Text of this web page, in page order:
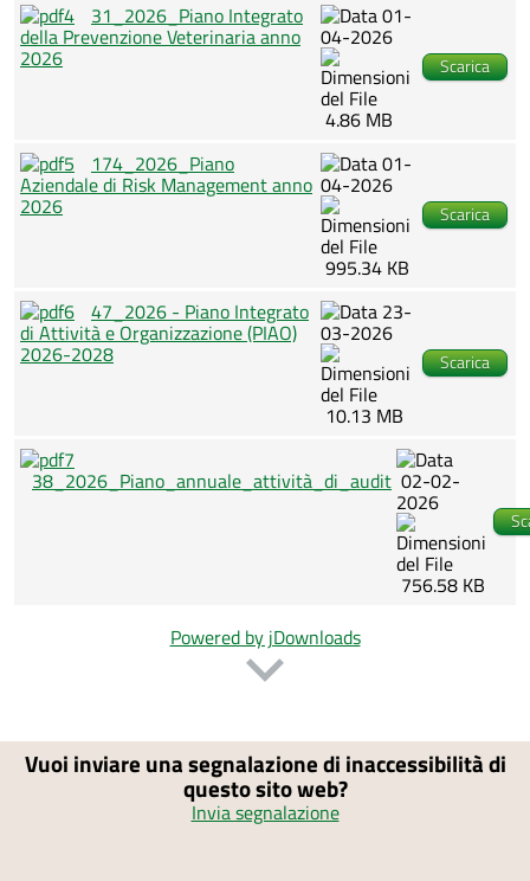
31_2026_Piano Integrato
della Prevenzione Veterinaria anno
2026
01-
04-2026
4.86 MB
Scarica
174_2026_Piano
Aziendale di Risk Management anno
2026
01-
04-2026
995.34 KB
Scarica
47_2026 - Piano Integrato
di Attività e Organizzazione (PIAO)
2026-2028
23-
03-2026
10.13 MB
Scarica
38_2026_Piano_annuale_attività_di_audit 02-02-
2026
756.58 KB
Powered by jDownloads
Vuoi inviare una segnalazione di inaccessibilità di
questo sito web?
Invia segnalazione